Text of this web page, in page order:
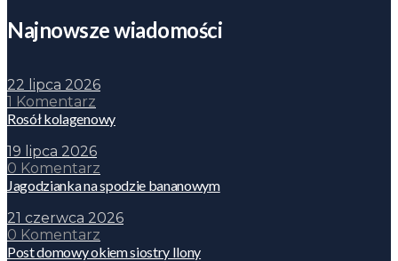
Najnowsze wiadomości
22 lipca 2026
1 Komentarz
Rosół kolagenowy
19 lipca 2026
0 Komentarz
Jagodzianka na spodzie bananowym
21 czerwca 2026
0 Komentarz
Post domowy okiem siostry Ilony